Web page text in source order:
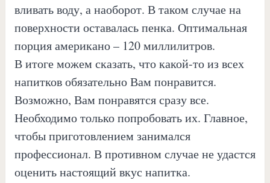
вливать воду, а наоборот. В таком случае на
поверхности оставалась пенка. Оптимальная
порция американо – 120 миллилитров.
В итоге можем сказать, что какой-то из всех
напитков обязательно Вам понравится.
Возможно, Вам понравятся сразу все.
Необходимо только попробовать их. Главное,
чтобы приготовлением занимался
профессионал. В противном случае не удастся
оценить настоящий вкус напитка.